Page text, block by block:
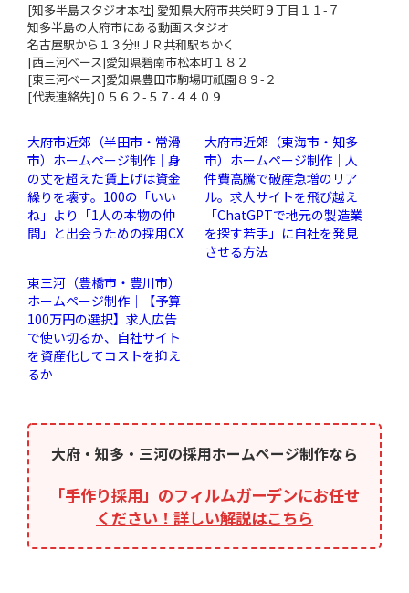
[知多半島スタジオ本社] 愛知県大府市共栄町９丁目１１-７
知多半島の大府市にある動画スタジオ
名古屋駅から１３分!!ＪＲ共和駅ちかく
[西三河ベース]愛知県碧南市松本町１８２
[東三河ベース]愛知県豊田市駒場町祇園８９-２
[代表連絡先]０５６２-５７-４４０９
大府市近郊（半田市・常滑
市）ホームページ制作｜身
の丈を超えた賃上げは資金
繰りを壊す。100の「いい
ね」より「1人の本物の仲
間」と出会うための採用CX
大府市近郊（東海市・知多
市）ホームページ制作｜人
件費高騰で破産急増のリア
ル。求人サイトを飛び越え
「ChatGPTで地元の製造業
を探す若手」に自社を発見
させる方法
東三河（豊橋市・豊川市）
ホームページ制作｜【予算
100万円の選択】求人広告
で使い切るか、自社サイト
を資産化してコストを抑え
るか
大府・知多・三河の採用ホームページ制作なら
「手作り採用」のフィルムガーデンにお任せ
ください！詳しい解説はこちら